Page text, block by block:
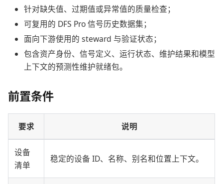
针对缺失值、过期值或异常值的质量检查；
可复用的 DFS Pro 信号历史数据集；
面向下游使用的 steward 与验证状态；
包含资产身份、信号定义、运行状态、维护结果和模型
上下文的预测性维护就绪包。
前置条件
要求 说明
设备
清单
稳定的设备 ID、名称、别名和位置上下文。